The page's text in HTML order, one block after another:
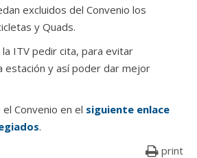
excluidos del Convenio los
y Quads.
ITV pedir cita, para evitar
estación y así poder dar mejor
Convenio en el siguiente enlace
.
print